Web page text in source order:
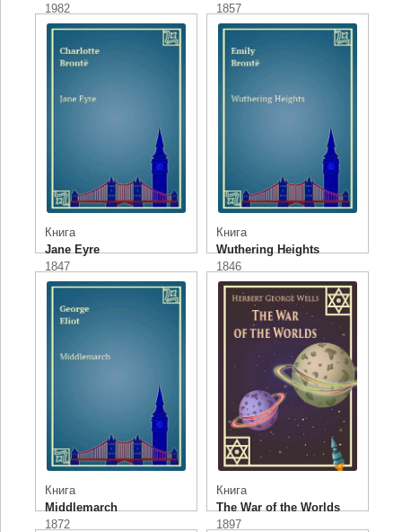
1982
1857
Книга
Jane Eyre
1847
Книга
Wuthering Heights
1846
Книга
Middlemarch
1872
Книга
The War of the Worlds
1897